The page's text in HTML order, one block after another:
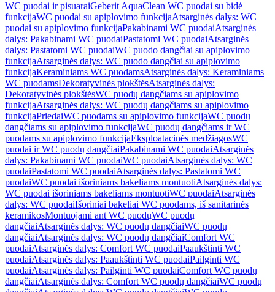
WC puodai ir pisuaraiGeberit AquaClean WC puodai su bidė
funkcijaWC puodai su apiplovimo funkcijaAtsarginės dalys: WC
puodai su apiplovimo funkcijaPakabinami WC puodaiAtsarginės
dalys: Pakabinami WC puodaiPastatomi WC puodaiAtsarginės
dalys: Pastatomi WC puodaiWC puodo dangčiai su apiplovimo
funkcijaAtsarginės dalys: WC puodo dangčiai su apiplovimo
funkcijaKeraminiams WC puodamsAtsarginės dalys: Keraminiams
WC puodamsDekoratyvinės plokštėsAtsarginės dalys:
Dekoratyvinės plokštėsWC puodų dangčiams su apiplovimo
funkcijaAtsarginės dalys: WC puodų dangčiams su apiplovimo
funkcijaPriedaiWC puodams su apiplovimo funkcijaWC puodų
dangčiams su apiplovimo funkcijaWC puodų dangčiams ir WC
puodams su apiplovimo funkcijaEksploatacinės medžiagosWC
puodai ir WC puodų dangčiaiPakabinami WC puodaiAtsarginės
dalys: Pakabinami WC puodaiWC puodaiAtsarginės dalys: WC
puodaiPastatomi WC puodaiAtsarginės dalys: Pastatomi WC
puodaiWC puodai išoriniams bakeliams montuotiAtsarginės dalys:
WC puodai išoriniams bakeliams montuotiWC puodaiAtsarginės
dalys: WC puodaiIšoriniai bakeliai WC puodams, iš sanitarinės
keramikosMontuojami ant WC puodųWC puodų
dangčiaiAtsarginės dalys: WC puodų dangčiaiWC puodų
dangčiaiAtsarginės dalys: WC puodų dangčiaiComfort WC
puodaiAtsarginės dalys: Comfort WC puodaiPaaukštinti WC
puodaiAtsarginės dalys: Paaukštinti WC puodaiPailginti WC
puodaiAtsarginės dalys: Pailginti WC puodaiComfort WC puodų
dangčiaiAtsarginės dalys: Comfort WC puodų dangčiaiWC puodų